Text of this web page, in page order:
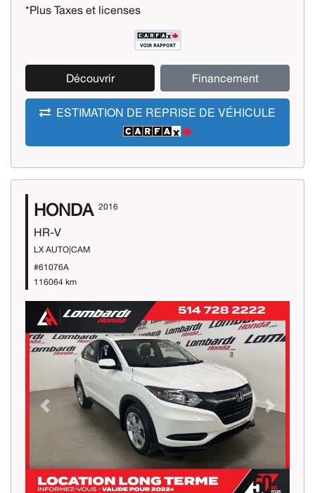
*Plus Taxes et licenses
Découvrir Financement
ESTIMATION DE REPRISE DE VÉHICULE
HONDA 2016
HR-V
LX AUTO|CAM
#61076A
116064 km
Previous Next